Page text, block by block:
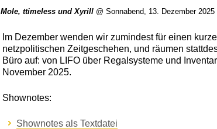
Mole, ttimeless und Xyrill @ Sonnabend, 13. Dezember
Im Dezember wenden wir zumindest für einen
netzpolitischen Zeitgeschehen, und räumen
Büro auf: von LIFO über Regalsysteme und
November 2025.
Shownotes:
Shownotes als Textdatei